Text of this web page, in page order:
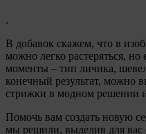
.
В добавок скажем, что в
можно легко растеряться,
моменты – тип личика,
конечный результат, можно
стрижки в модном решении
Помочь вам создать новую
мы решили, выделив для вас